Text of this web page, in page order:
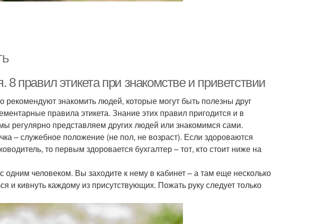
8 правил этикета при знакомстве и приветствии
рекомендуют знакомить людей, которые могут быть полезны друг
правила этикета. Знание этих правил пригодится и в
регулярно представляем других людей или знакомимся сами.
– служебное положение (не пол, не возраст). Если здороваются
то первым здоровается бухгалтер – тот, кто стоит ниже на
человеком. Вы заходите к нему в кабинет – а там еще несколько
и кивнуть каждому из присутствующих. Пожать руку следует только